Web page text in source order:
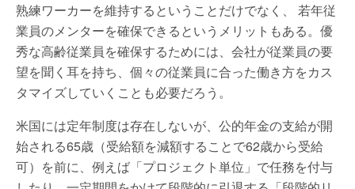
熟練ワーカーを維持するということだけでなく、 若年従
業員のメンターを確保できるというメリットもある。優
秀な高齢従業員を確保するためには、会社が従業員の要
望を聞く耳を持ち、個々の従業員に合った働き方をカス
タマイズしていくことも必要だろう。
米国には定年制度は存在しないが、公的年金の支給が開
始される65歳（受給額を減額することで62歳から受給
可）を前に、例えば「プロジェクト単位」で任務を付与